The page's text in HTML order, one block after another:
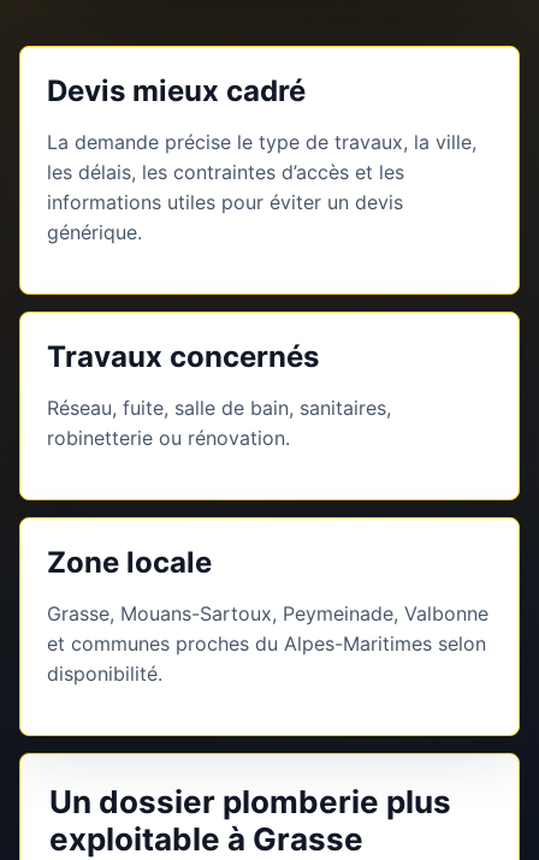
Devis mieux cadré
La demande précise le type de travaux, la ville,
les délais, les contraintes d’accès et les
informations utiles pour éviter un devis
générique.
Travaux concernés
Réseau, fuite, salle de bain, sanitaires,
robinetterie ou rénovation.
Zone locale
Grasse, Mouans-Sartoux, Peymeinade, Valbonne
et communes proches du Alpes-Maritimes selon
disponibilité.
Un dossier plomberie plus
exploitable à Grasse